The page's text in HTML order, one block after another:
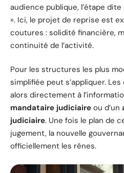
audience publique, l’étape
». Ici, le projet de reprise est
coutures : solidité financière,
continuité de l’activité.
Pour les structures les plus
simplifiée peut s’appliquer.
alors directement à
mandataire judiciaire ou d’un
judiciaire. Une fois le plan de
jugement, la nouvelle
officiellement les rênes.